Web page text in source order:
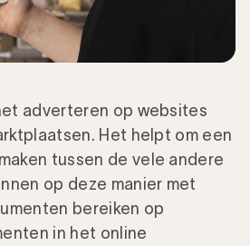
adverteren op websites
Het helpt om een
tussen de vele andere
op deze manier met
bereiken op
in het online